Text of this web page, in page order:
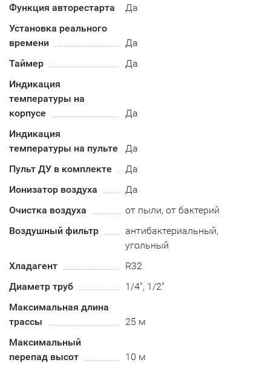
Функция авторестарта
Да
Установка реального
времени
Да
Таймер
Да
Индикация
температуры на
корпусе
Да
Индикация
температуры на пульте
Да
Пульт ДУ в комплекте
Да
Ионизатор воздуха
Да
Очистка воздуха
от пыли, от бактерий
Воздушный фильтр
антибактериальный,
угольный
Хладагент
R32
Диаметр труб
1/4", 1/2"
Максимальная длина
трассы
25 м
Максимальный
перепад высот
10 м